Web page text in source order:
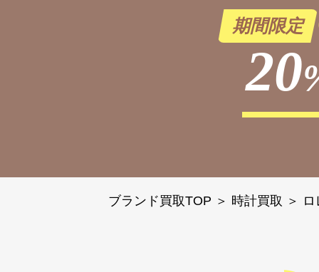
期間限定
20
ブランド買取TOP ＞ 時計買取 ＞